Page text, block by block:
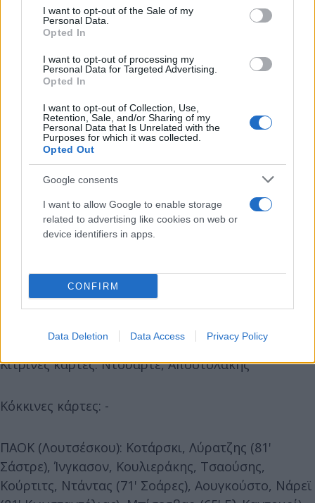
consent section.
I want to opt-out of the Sale of my
Personal Data.
Opted In
I want to opt-out of processing my
Personal Data for Targeted Advertising.
Opted In
I want to opt-out of Collection, Use,
Retention, Sale, and/or Sharing of my
Personal Data that Is Unrelated with the
Purposes for which it was collected.
Opted Out
Google consents
I want to allow Google to enable storage
related to advertising like cookies on web or
device identifiers in apps.
CONFIRM
Data Deletion Data Access Privacy Policy
Κίτρινες κάρτες: Ντουάρτε, Αποστολάκης
Κόκκινες κάρτες: -
ΠΑΟΚ (Λουτσέσκου): Κοτάρσκι, Λύρατζης (81'
Σάστρε), Ίνγκασον, Κουλιεράκης, Τσαούσης,
Κούρτιτς, Ντάντας (71' Σοάρες), Αουγκούστο, Νάρεϊ